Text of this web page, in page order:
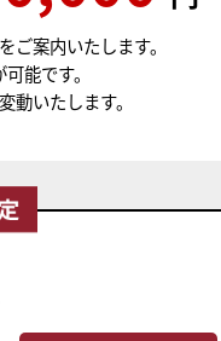
案内いたします。
能です。
いたします。